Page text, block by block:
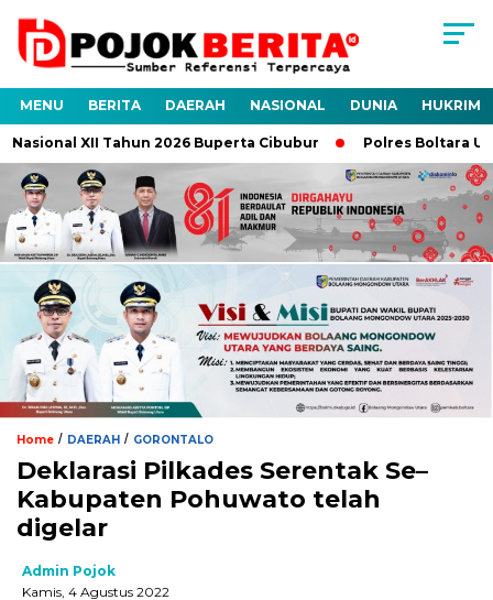
MENU BERITA DAERAH NASIONAL DUNIA HUKRIM
XII Tahun 2026 Buperta Cibubur Polres Boltara
Home / DAERAH / GORONTALO
Deklarasi Pilkades Serentak Se–
Kabupaten Pohuwato telah
digelar
Admin Pojok
Kamis, 4 Agustus 2022